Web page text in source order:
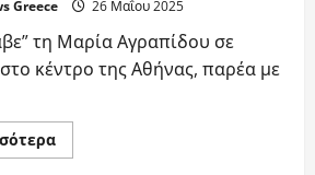
Greece 26 Μαΐου 2025
τη Μαρία Αγραπίδου σε
κέντρο της Αθήνας, παρέα με
Read
more